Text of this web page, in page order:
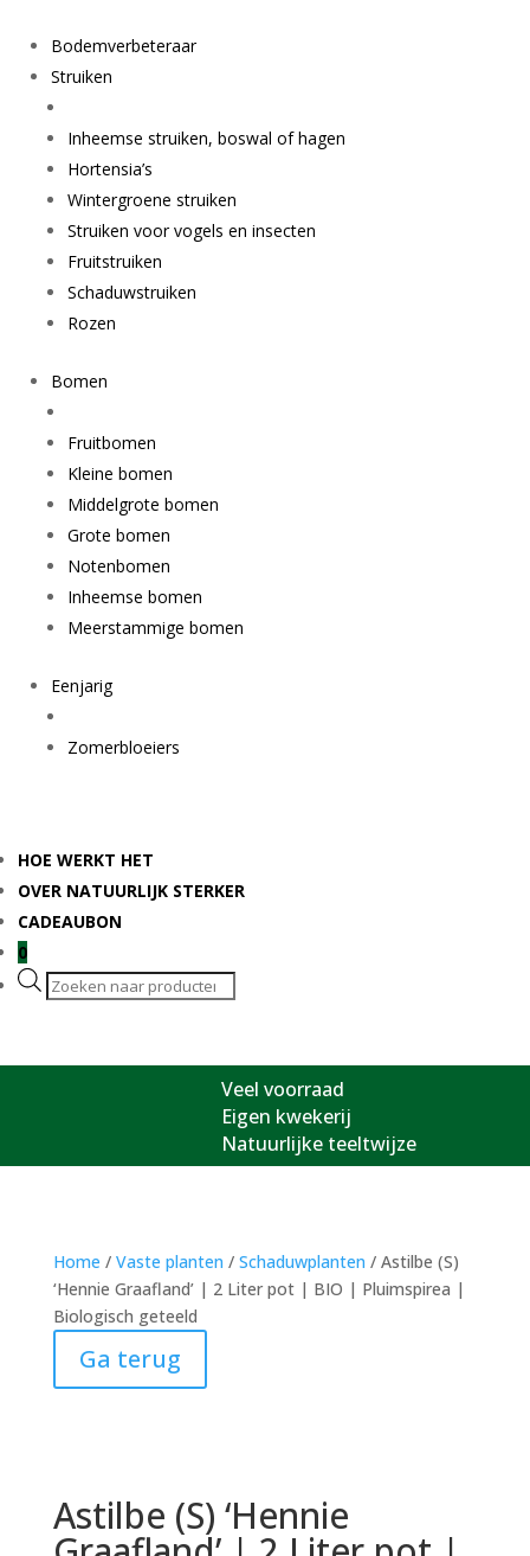
Bodemverbeteraar
Struiken
Inheemse struiken, boswal of hagen
Hortensia’s
Wintergroene struiken
Struiken voor vogels en insecten
Fruitstruiken
Schaduwstruiken
Rozen
Bomen
Fruitbomen
Kleine bomen
Middelgrote bomen
Grote bomen
Notenbomen
Inheemse bomen
Meerstammige bomen
Eenjarig
Zomerbloeiers
HOE WERKT HET
OVER NATUURLIJK STERKER
CADEAUBON
0
Producten
Veel voorraad
Eigen kwekerij
Natuurlijke teeltwijze
Home / Vaste planten / Schaduwplanten / Astilbe (S)
‘Hennie Graafland’ | 2 Liter pot | BIO | Pluimspirea |
Biologisch geteeld
Ga terug
Astilbe (S) ‘Hennie